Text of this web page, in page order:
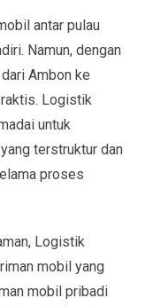
antar pulau
Namun, dengan
Ambon ke
Logistik
untuk
terstruktur dan
proses
Logistik
mobil yang
mobil pribadi